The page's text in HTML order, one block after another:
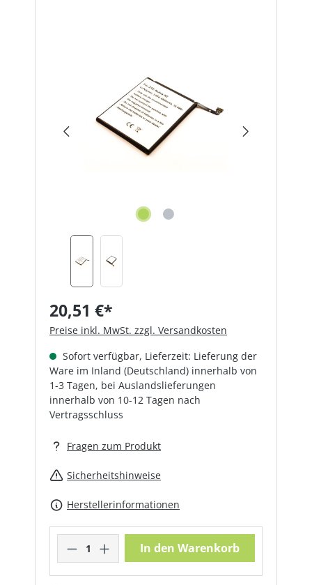
20,51 €*
Preise inkl. MwSt. zzgl. Versandkosten
Sofort verfügbar, Lieferzeit: Lieferung der
Ware im Inland (Deutschland) innerhalb von
1-3 Tagen, bei Auslandslieferungen
innerhalb von 10-12 Tagen nach
Vertragsschluss
Fragen zum Produkt
Sicherheitshinweise
Herstellerinformationen
Produkt Anzahl: Gib den
In den Warenkorb